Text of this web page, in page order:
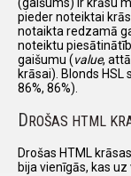
pieder noteiktai
notaikta redzamā
noteiktu
gaišumu (value,
krāsai). Blonds
86%, 86%).
D ROŠAS HTML
Drošas HTML
bija vienīgās, kas uz